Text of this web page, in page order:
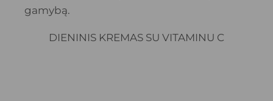
gamybą.
DIENINIS KREMAS SU VITAMINU C